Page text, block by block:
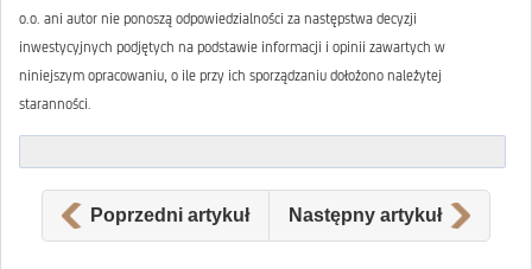
o.o. ani autor nie ponoszą odpowiedzialności za następstwa decyzji
inwestycyjnych podjętych na podstawie informacji i opinii zawartych w
niniejszym opracowaniu, o ile przy ich sporządzaniu dołożono należytej
staranności.
Poprzedni artykuł Następny artykuł